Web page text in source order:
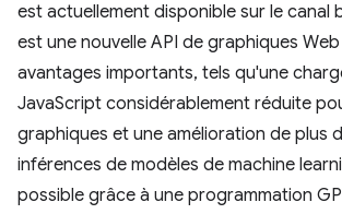
est actuellement disponible sur le canal
est une nouvelle API de graphiques
avantages importants, tels qu'une
JavaScript considérablement réduite
graphiques et une amélioration de plus
inférences de modèles de machine
possible grâce à une programmation